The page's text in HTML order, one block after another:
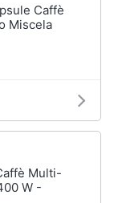
Caffè
Miscela
Multi-
W -